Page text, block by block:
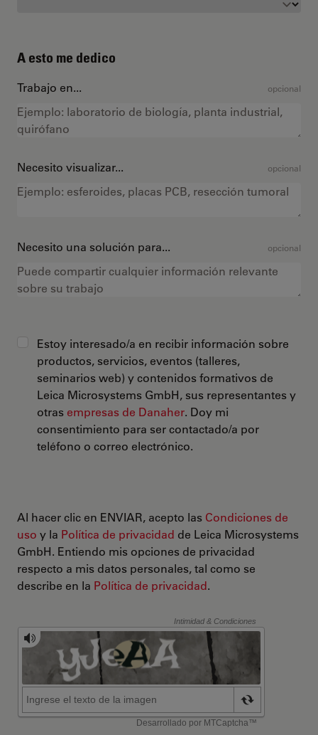
A esto me dedico
Trabajo en... opcional
Necesito visualizar... opcional
Necesito una solución para... opcional
Estoy interesado/a en recibir información sobre
productos, servicios, eventos (talleres,
seminarios web) y contenidos formativos de
Leica Microsystems GmbH, sus representantes y
otras empresas de Danaher. Doy mi
consentimiento para ser contactado/a por
teléfono o correo electrónico.
Al hacer clic en ENVIAR, acepto las Condiciones de
uso y la Política de privacidad de Leica Microsystems
GmbH. Entiendo mis opciones de privacidad
respecto a mis datos personales, tal como se
describe en la Política de privacidad.